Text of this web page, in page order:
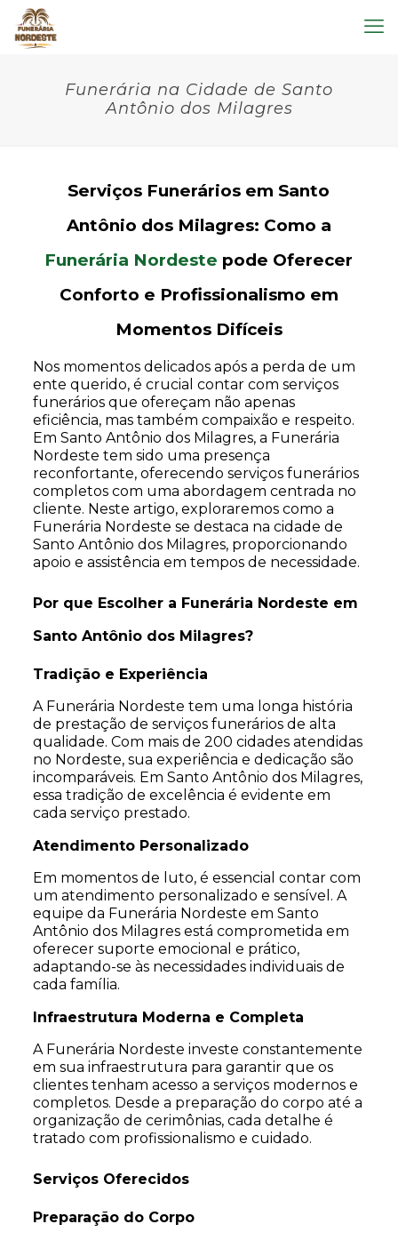
Funerária na Cidade de Santo
Antônio dos Milagres
Serviços Funerários em Santo
Antônio dos Milagres: Como a
Funerária Nordeste pode Oferecer
Conforto e Profissionalismo em
Momentos Difíceis
Nos momentos delicados após a perda de um
ente querido, é crucial contar com serviços
funerários que ofereçam não apenas
eficiência, mas também compaixão e respeito.
Em Santo Antônio dos Milagres, a Funerária
Nordeste tem sido uma presença
reconfortante, oferecendo serviços funerários
completos com uma abordagem centrada no
cliente. Neste artigo, exploraremos como a
Funerária Nordeste se destaca na cidade de
Santo Antônio dos Milagres, proporcionando
apoio e assistência em tempos de necessidade.
Por que Escolher a Funerária Nordeste em
Santo Antônio dos Milagres?
Tradição e Experiência
A Funerária Nordeste tem uma longa história
de prestação de serviços funerários de alta
qualidade. Com mais de 200 cidades atendidas
no Nordeste, sua experiência e dedicação são
incomparáveis. Em Santo Antônio dos Milagres,
essa tradição de excelência é evidente em
cada serviço prestado.
Atendimento Personalizado
Em momentos de luto, é essencial contar com
um atendimento personalizado e sensível. A
equipe da Funerária Nordeste em Santo
Antônio dos Milagres está comprometida em
oferecer suporte emocional e prático,
adaptando-se às necessidades individuais de
cada família.
Infraestrutura Moderna e Completa
A Funerária Nordeste investe constantemente
em sua infraestrutura para garantir que os
clientes tenham acesso a serviços modernos e
completos. Desde a preparação do corpo até a
organização de cerimônias, cada detalhe é
tratado com profissionalismo e cuidado.
Serviços Oferecidos
Preparação do Corpo